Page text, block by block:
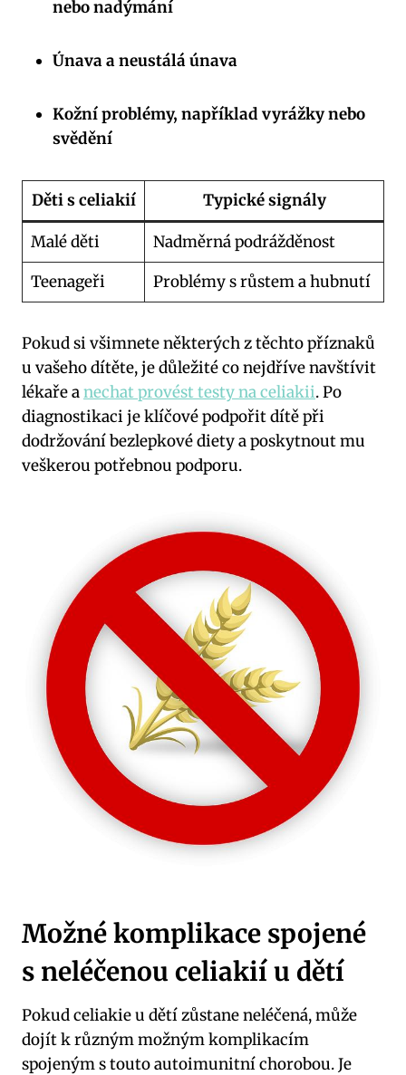
nebo nadýmání
Únava a neustálá únava
Kožní problémy, například vyrážky nebo
svědění
Děti s celiakií Typické signály
Malé děti
Nadměrná podrážděnost
Teenageři
Problémy s růstem a hubnutí
Pokud si všimnete některých z těchto příznaků
u vašeho dítěte, je důležité co nejdříve navštívit
lékaře anechat provést testy na celiakii. Po
diagnostikaci je klíčové podpořit dítě při
dodržování bezlepkové diety a poskytnout mu
veškerou potřebnou podporu.
Možné komplikace spojené
s neléčenou celiakií u dětí
Pokud celiakie u dětí zůstane neléčená, může
dojít k různým možným komplikacím
spojeným s touto autoimunitní chorobou. Je